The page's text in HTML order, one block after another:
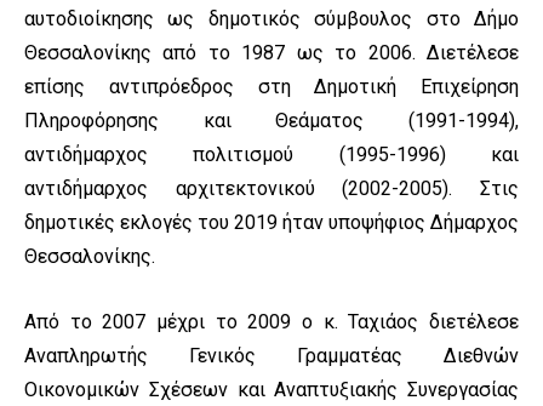
αυτοδιοίκησης ως δημοτικός σύμβουλος στο Δήμο
Θεσσαλονίκης από το 1987 ως το 2006. Διετέλεσε
επίσης αντιπρόεδρος στη Δημοτική Επιχείρηση
Πληροφόρησης και Θεάματος (1991-1994),
αντιδήμαρχος πολιτισμού (1995-1996) και
αντιδήμαρχος αρχιτεκτονικού (2002-2005). Στις
δημοτικές εκλογές του 2019 ήταν υποψήφιος Δήμαρχος
Θεσσαλονίκης.
Από το 2007 μέχρι το 2009 ο κ. Ταχιάος διετέλεσε
Αναπληρωτής Γενικός Γραμματέας Διεθνών
Οικονομικών Σχέσεων και Αναπτυξιακής Συνεργασίας